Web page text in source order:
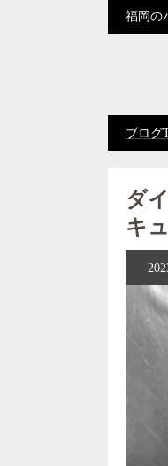
福岡の
ブログ
ダ
キ